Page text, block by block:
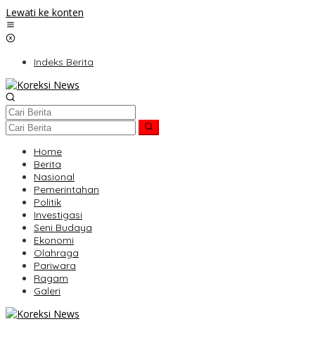
Lewati ke konten
Indeks Berita
Home
Berita
Nasional
Pemerintahan
Politik
Investigasi
Seni Budaya
Ekonomi
Olahraga
Pariwara
Ragam
Galeri